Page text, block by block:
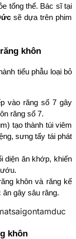
sẽ dựa trên phim
khôn
tiểu phẫu loại bỏ
vào răng số 7 gây
răng số 7.
tạo thành túi viêm
sưng tấy tái phát
diện ăn khớp, khiến
khôn và răng kế
gây sâu răng.
khôn